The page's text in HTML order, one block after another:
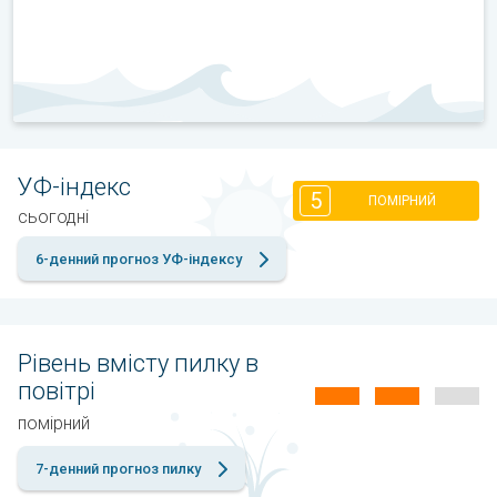
УФ-індекс
сьогодні
5 ПОМІРНИЙ
6-денний прогноз УФ-індексу
Рівень вмісту пилку в
повітрі
помірний
7-денний прогноз пилку